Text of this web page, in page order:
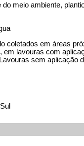
meio ambiente,
coletados em áreas
lavouras com
sem